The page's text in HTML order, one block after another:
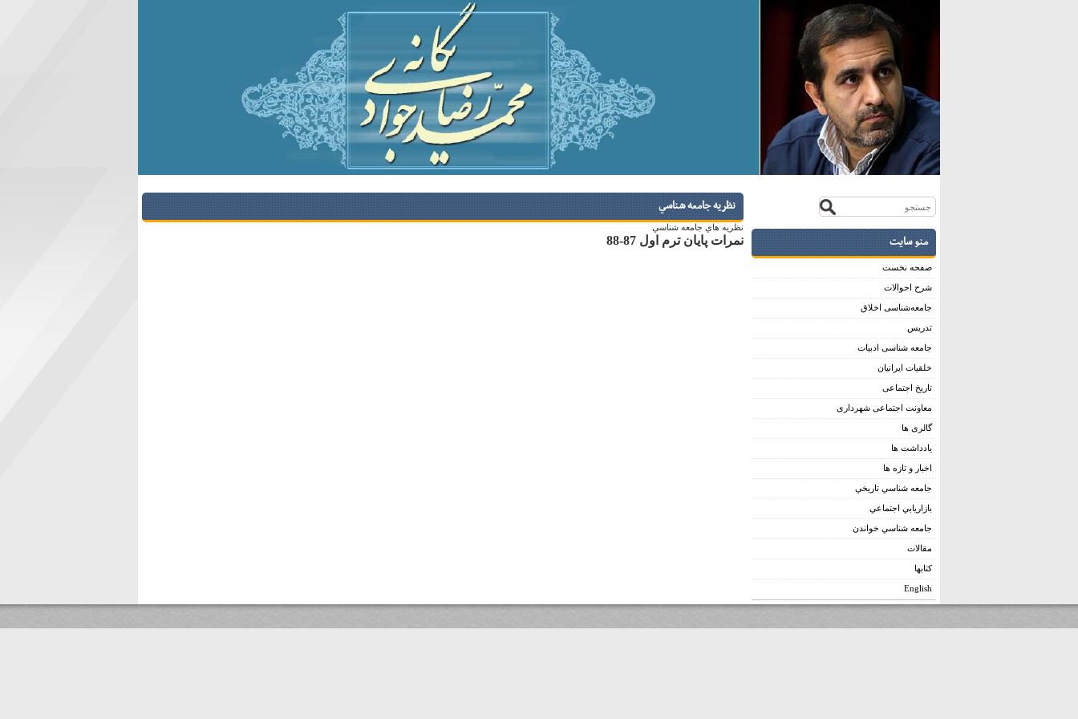
منو سایت
صفحه نخست
شرح احوالات
جامعه‌شناسی اخلاق
تدریس
جامعه شناسی ادبیات
خلقیات ایرانیان
تاریخ اجتماعی
معاونت اجتماعی شهرداری
گالری ها
يادداشت ها
اخبار و تازه ها
جامعه شناسي تاريخي
بازاريابي اجتماعي
جامعه شناسي خواندن
مقالات
کتابها
English
نظريه جامعه شناسي
نظريه هاي جامعه شناسي
نمرات پايان ترم اول 87-88